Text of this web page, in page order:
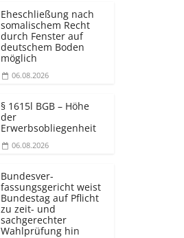
Eheschließung nach
somalischem Recht
durch Fenster auf
deutschem Boden
möglich
06.08.2026
§ 1615l BGB – Höhe
der
Erwerbsobliegenheit
06.08.2026
Bundesver­
fassungsgericht weist
Bundestag auf Pflicht
zu zeit- und
sachgerechter
Wahlprüfung hin